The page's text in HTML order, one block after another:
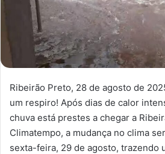
Ribeirão Preto, 28 de agosto de
um respiro! Após dias de calor
chuva está prestes a chegar a
Climatempo, a mudança no clima
sexta-feira, 29 de agosto, trazendo